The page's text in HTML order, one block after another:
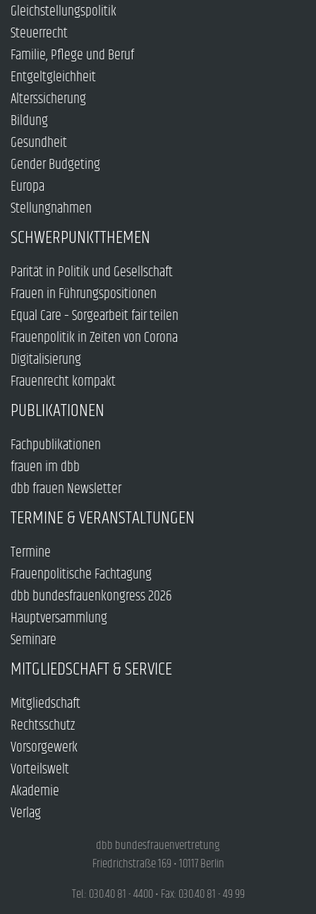
Gleichstellungspolitik
Steuerrecht
Familie, Pflege und Beruf
Entgeltgleichheit
Alterssicherung
Bildung
Gesundheit
Gender Budgeting
Europa
Stellungnahmen
SCHWERPUNKTTHEMEN
Parität in Politik und Gesellschaft
Frauen in Führungspositionen
Equal Care – Sorgearbeit fair teilen
Frauenpolitik in Zeiten von Corona
Digitalisierung
Frauenrecht kompakt
PUBLIKATIONEN
Fachpublikationen
frauen im dbb
dbb frauen Newsletter
TERMINE & VERANSTALTUNGEN
Termine
Frauenpolitische Fachtagung
dbb bundesfrauenkongress 2026
Hauptversammlung
Seminare
MITGLIEDSCHAFT & SERVICE
Mitgliedschaft
Rechtsschutz
Vorsorgewerk
Vorteilswelt
Akademie
Verlag
dbb bundesfrauenvertretung
Friedrichstraße 169 • 10117 Berlin
Tel.: 030.40 81 - 4400 • Fax: 030.40 81 - 49 99